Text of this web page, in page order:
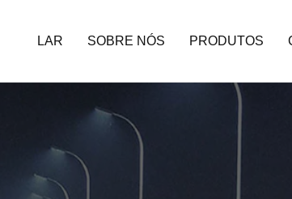
LAR SOBRE NÓS PRODUTOS